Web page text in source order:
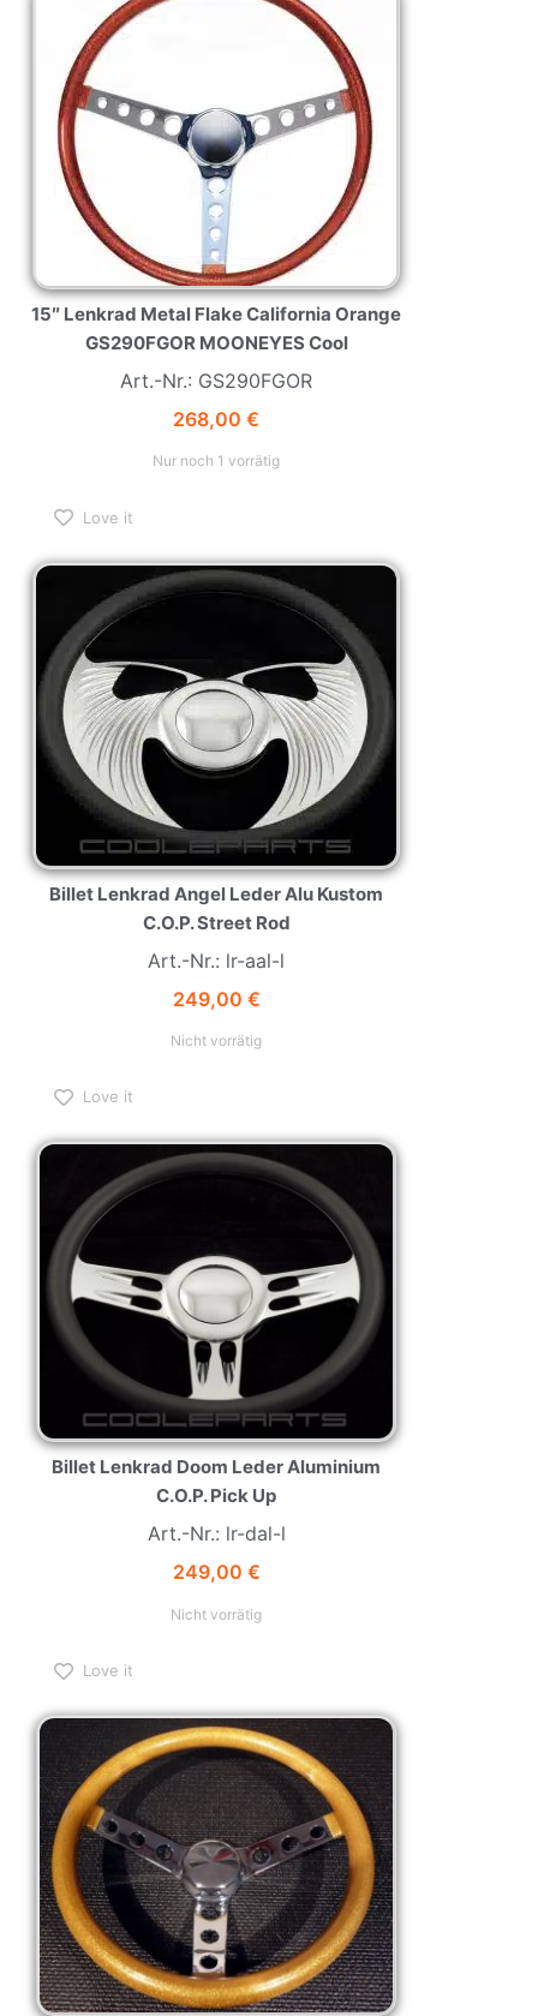
15″ Lenkrad Metal Flake California Orange
GS290FGOR MOONEYES Cool
Art.-Nr.: GS290FGOR
268,00 €
Nur noch 1 vorrätig
Love it
Billet Lenkrad Angel Leder Alu Kustom
C.O.P. Street Rod
Art.-Nr.: lr-aal-l
249,00 €
Nicht vorrätig
Love it
Billet Lenkrad Doom Leder Aluminium
C.O.P. Pick Up
Art.-Nr.: lr-dal-l
249,00 €
Nicht vorrätig
Love it